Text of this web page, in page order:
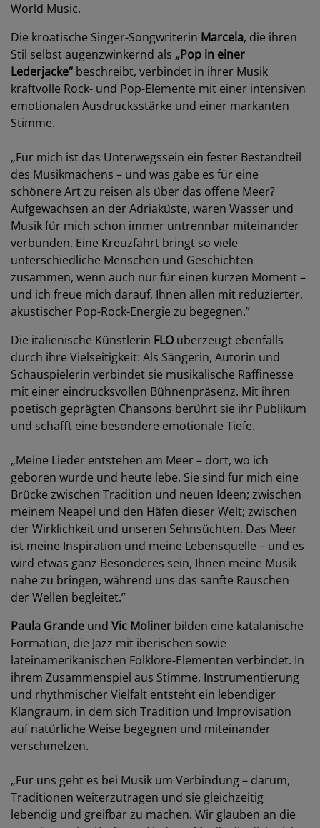
World Music.
Die kroatische Singer-Songwriterin Marcela, die ihren
Stil selbst augenzwinkernd als „Pop in einer
Lederjacke“ beschreibt, verbindet in ihrer Musik
kraftvolle Rock- und Pop-Elemente mit einer intensiven
emotionalen Ausdrucksstärke und einer markanten
Stimme.
„Für mich ist das Unterwegssein ein fester Bestandteil
des Musikmachens – und was gäbe es für eine
schönere Art zu reisen als über das offene Meer?
Aufgewachsen an der Adriaküste, waren Wasser und
Musik für mich schon immer untrennbar miteinander
verbunden. Eine Kreuzfahrt bringt so viele
unterschiedliche Menschen und Geschichten
zusammen, wenn auch nur für einen kurzen Moment –
und ich freue mich darauf, Ihnen allen mit reduzierter,
akustischer Pop-Rock-Energie zu begegnen.”
Die italienische Künstlerin FLO überzeugt ebenfalls
durch ihre Vielseitigkeit: Als Sängerin, Autorin und
Schauspielerin verbindet sie musikalische Raffinesse
mit einer eindrucksvollen Bühnenpräsenz. Mit ihren
poetisch geprägten Chansons berührt sie ihr Publikum
und schafft eine besondere emotionale Tiefe.
„Meine Lieder entstehen am Meer – dort, wo ich
geboren wurde und heute lebe. Sie sind für mich eine
Brücke zwischen Tradition und neuen Ideen; zwischen
meinem Neapel und den Häfen dieser Welt; zwischen
der Wirklichkeit und unseren Sehnsüchten. Das Meer
ist meine Inspiration und meine Lebensquelle – und es
wird etwas ganz Besonderes sein, Ihnen meine Musik
nahe zu bringen, während uns das sanfte Rauschen
der Wellen begleitet.”
Paula Grande und Vic Moliner bilden eine katalanische
Formation, die Jazz mit iberischen sowie
lateinamerikanischen Folklore-Elementen verbindet. In
ihrem Zusammenspiel aus Stimme, Instrumentierung
und rhythmischer Vielfalt entsteht ein lebendiger
Klangraum, in dem sich Tradition und Improvisation
auf natürliche Weise begegnen und miteinander
verschmelzen.
„Für uns geht es bei Musik um Verbindung – darum,
Traditionen weiterzutragen und sie gleichzeitig
lebendig und greifbar zu machen. Wir glauben an die